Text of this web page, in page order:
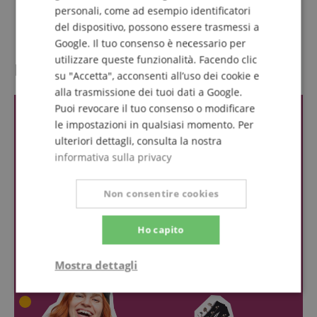
Offerta di risparmio con
Notenheft/DVD/Medien,
Saiten, Stimmgerät
Recensioni dei clienti
personali, come ad esempio identificatori
del dispositivo, possono essere trasmessi a
Google. Il tuo consenso è necessario per
utilizzare queste funzionalità. Facendo clic
su "Accetta", acconsenti all’uso dei cookie e
alla trasmissione dei tuoi dati a Google.
Puoi revocare il tuo consenso o modificare
le impostazioni in qualsiasi momento. Per
ulteriori dettagli, consulta la nostra
informativa sulla privacy
Ho capito
Non consentire cookies
Mostra dettagli
Strettamente
necessario
Prestazione